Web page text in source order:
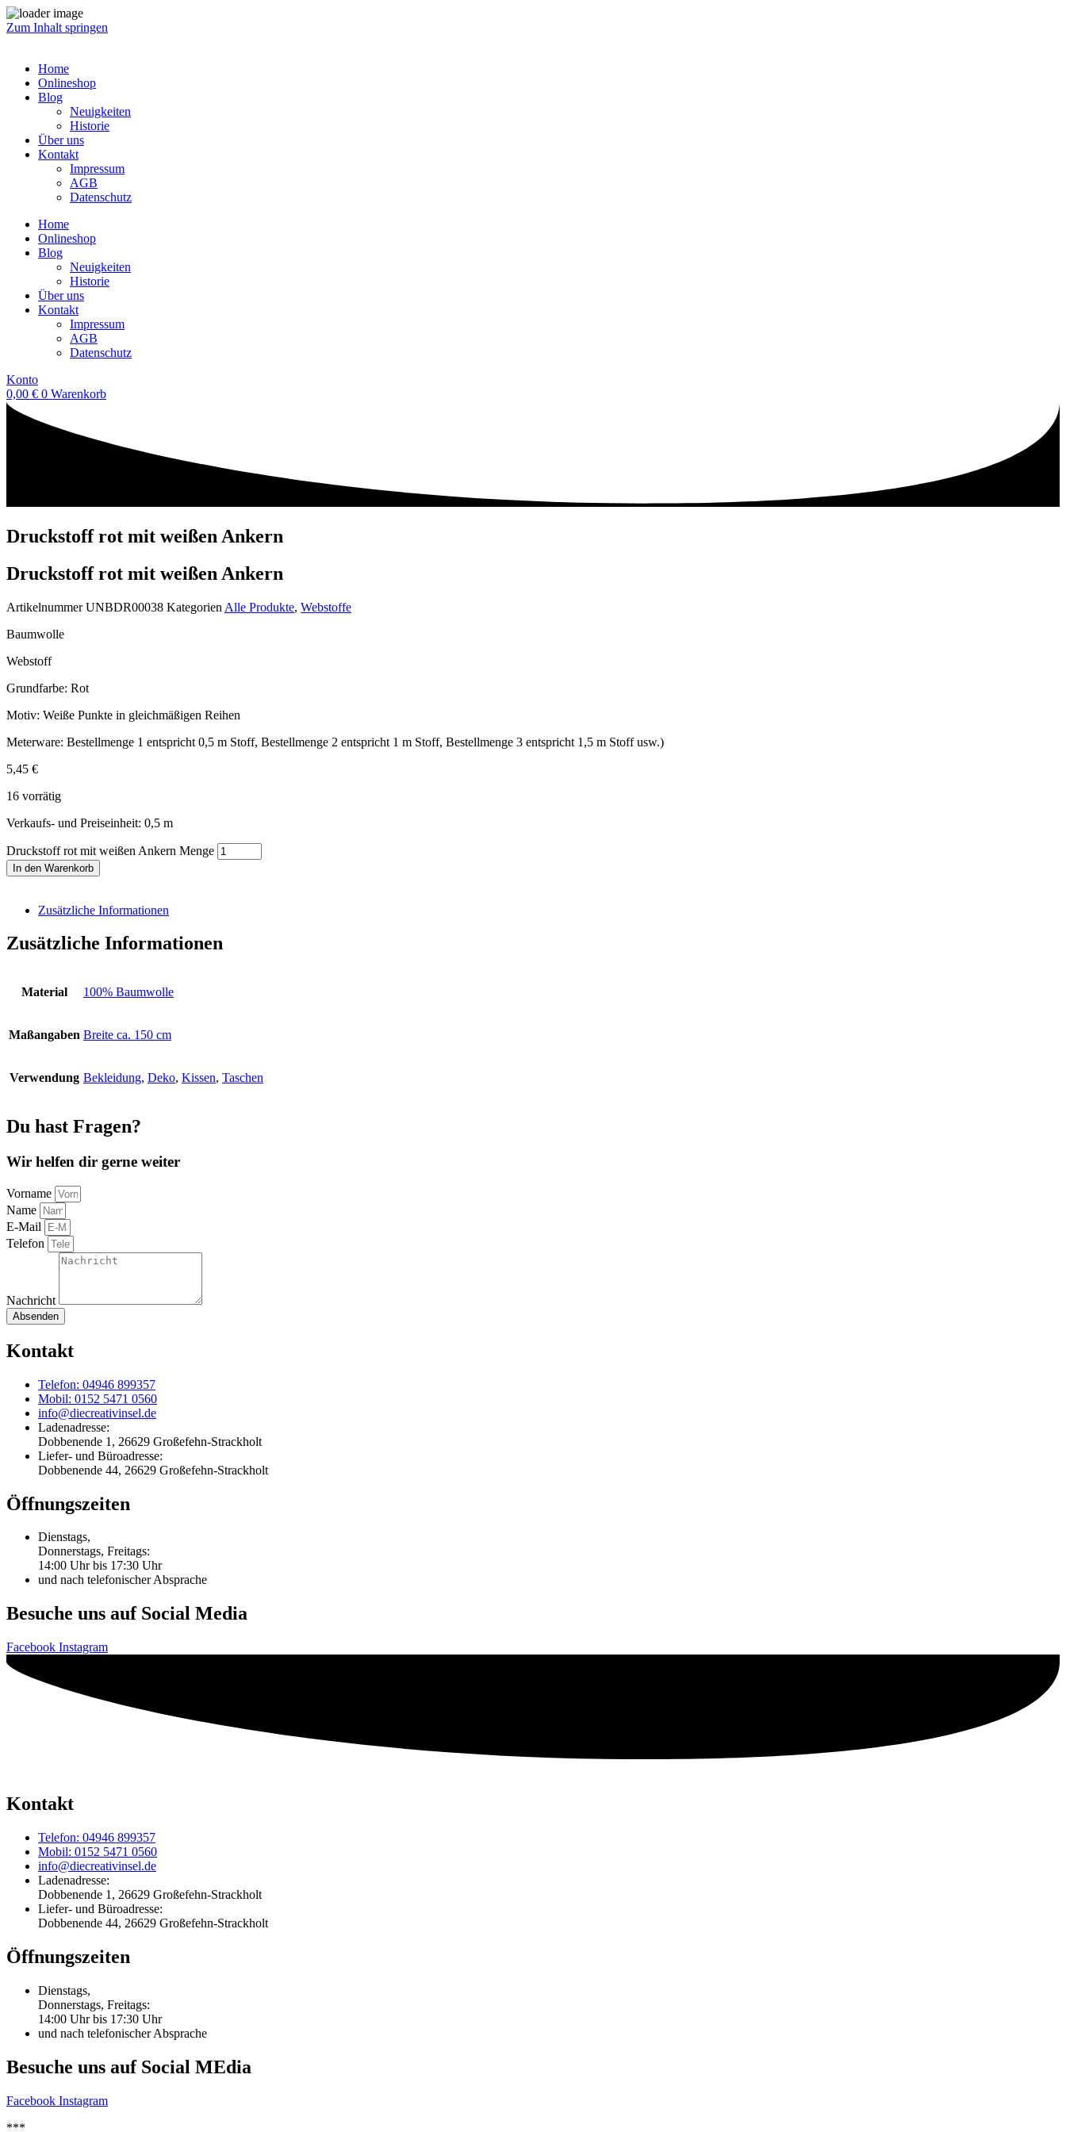
Zum Inhalt springen
Home
Onlineshop
Blog
Neuigkeiten
Historie
Über uns
Kontakt
Impressum
AGB
Datenschutz
Home
Onlineshop
Blog
Neuigkeiten
Historie
Über uns
Kontakt
Impressum
AGB
Datenschutz
Konto
0,00 € 0 Warenkorb
Druckstoff rot mit weißen Ankern
Druckstoff rot mit weißen Ankern
ArtikelnummerUNBDR00038 Kategorien Alle Produkte, Webstoffe
Baumwolle
Webstoff
Grundfarbe: Rot
Motiv: Weiße Punkte in gleichmäßigen Reihen
Meterware: Bestellmenge 1 entspricht 0,5 m Stoff, Bestellmenge 2 entspricht 1 m Stoff, Bestellmenge 3 entspricht 1,5 m Stoff usw.)
5,45 €
16 vorrätig
Verkaufs- und Preiseinheit: 0,5 m
Druckstoff rot mit weißen Ankern Menge
In den Warenkorb
Zusätzliche Informationen
Zusätzliche Informationen
Material 100% Baumwolle
Maßangaben Breite ca. 150 cm
Verwendung Bekleidung, Deko, Kissen, Taschen
Du hast Fragen?
Wir helfen dir gerne weiter
Vorname
Name
E-Mail
Telefon
Nachricht
Absenden
Kontakt
Telefon: 04946 899357
Mobil: 0152 5471 0560
info@diecreativinsel.de
Ladenadresse:
Dobbenende 1, 26629 Großefehn-Strackholt
Liefer- und Büroadresse:
Dobbenende 44, 26629 Großefehn-Strackholt
Öffnungszeiten
Dienstags,
Donnerstags, Freitags:
14:00 Uhr bis 17:30 Uhr
und nach telefonischer Absprache
Besuche uns auf Social Media
Facebook Instagram
Kontakt
Telefon: 04946 899357
Mobil: 0152 5471 0560
info@diecreativinsel.de
Ladenadresse:
Dobbenende 1, 26629 Großefehn-Strackholt
Liefer- und Büroadresse:
Dobbenende 44, 26629 Großefehn-Strackholt
Öffnungszeiten
Dienstags,
Donnerstags, Freitags:
14:00 Uhr bis 17:30 Uhr
und nach telefonischer Absprache
Besuche uns auf Social MEdia
Facebook Instagram
***